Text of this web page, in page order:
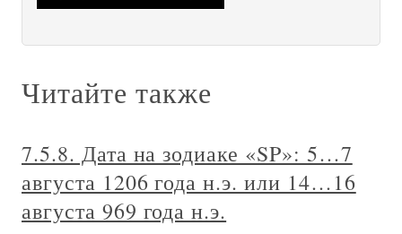
Читайте также
7.5.8. Дата на зодиаке «SP»: 5…7
августа 1206 года н.э. или 14…16
августа 969 года н.э.